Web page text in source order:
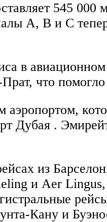
545 000
A, B и C
в
что помогло
аэропортом,
Дубая .
из
и Aer
Кану и